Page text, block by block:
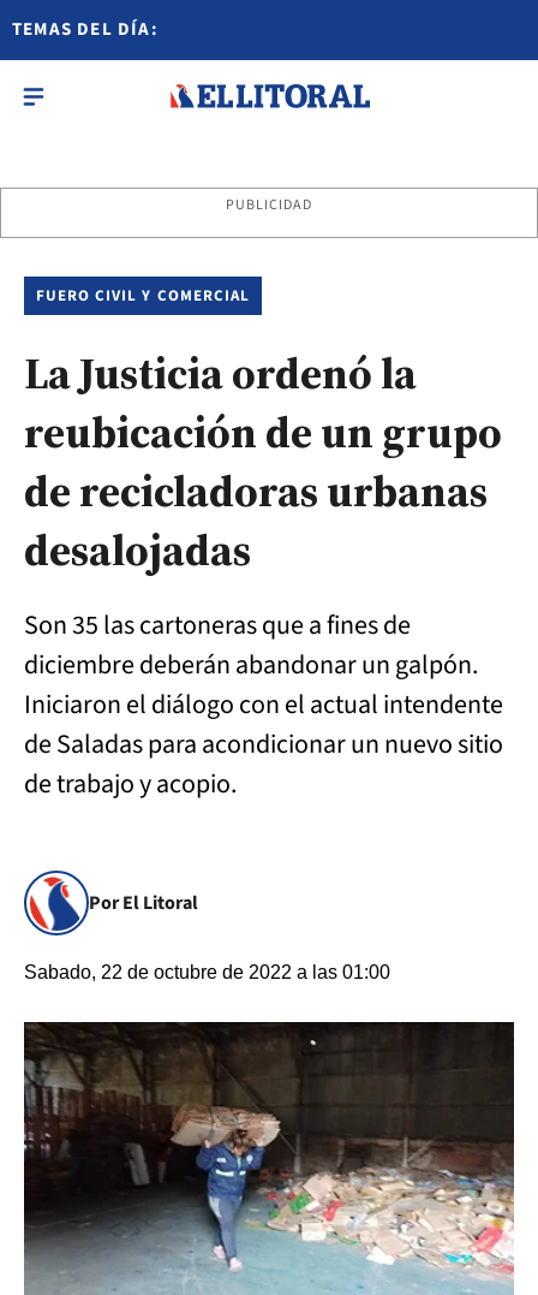
TEMAS DEL DÍA:
PUBLICIDAD
FUERO CIVIL Y COMERCIAL
La Justicia ordenó la
reubicación de un grupo
de recicladoras urbanas
desalojadas
Son 35 las cartoneras que a fines de
diciembre deberán abandonar un galpón.
Iniciaron el diálogo con el actual intendente
de Saladas para acondicionar un nuevo sitio
de trabajo y acopio.
Por El Litoral
Sabado, 22 de octubre de 2022 a las 01:00